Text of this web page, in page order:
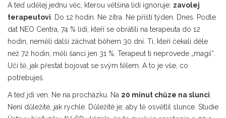
A teď udělej jednu věc, kterou většina lidí ignoruje: zavolej
terapeutovi . Do 12 hodin. Ne zítra. Ne příští týden. Dnes. Podle
dat NEO Centra, 74 % lidí, kteří se obrátili na terapeuta do 12
hodin, neměli další záchvat během 30 dní. Ti, kteří čekali déle
než 72 hodin, měli šanci jen 31 %. Terapeut ti neprovede „magii“.
Učí tě, jak přestat bojovat se svým tělem. A to je vše, co
potřebuješ.
A teď jdi ven. Ne na procházku. Na 20 minut chůze na slunci
Není důležité, jak rychle. Důležité je, aby tě osvětlil slunce. Studie